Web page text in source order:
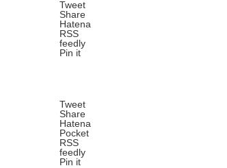
Tweet
Share
Hatena
RSS
feedly
Pin it
Tweet
Share
Hatena
Pocket
RSS
feedly
Pin it